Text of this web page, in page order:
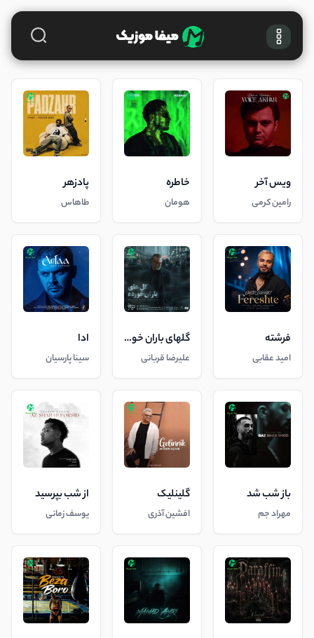
ویس آخر
رامین کرمی
خاطره
هومان
پادزهر
طاهاس
فرشته
امید عقابی
گلهای باران خورده
علیرضا قربانی
ادا
سینا پارسیان
باز شب شد
مهراد جم
گلینلیک
افشین آذری
از شب بپرسید
یوسف زمانی